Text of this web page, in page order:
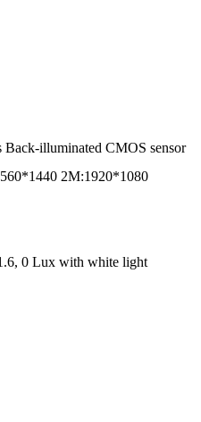
illuminated CMOS sensor
2M:1920*1080
0 Lux with white light